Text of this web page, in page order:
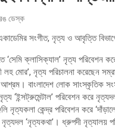
ডেস্ক
একাডেমির সংগীত, নৃত্য ও আবৃত্তি
ক্লাসিক্যাল’ নৃত্য পরিবেশন
মোর’, নৃত্য পরিচালনা করেছেন
আশ্রম। বাংলাদেশ লোক সাংস্কৃতিক
‘ইন্সট্রুমেন্টাল’ পরিবেশন করে
নৃত্যকলা কেন্দ্র পরিবেশন করে
নৃত্যদল ‘নৃত্যকথা’। ধ্রুপদী নৃত্যালয়